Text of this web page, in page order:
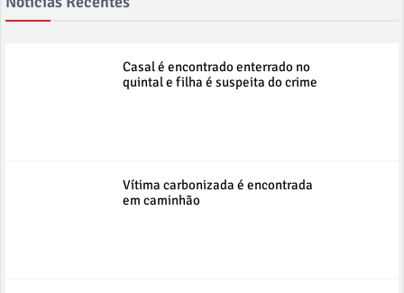
Casal é encontrado enterrado no
quintal e filha é suspeita do crime
Vítima carbonizada é encontrada
em caminhão